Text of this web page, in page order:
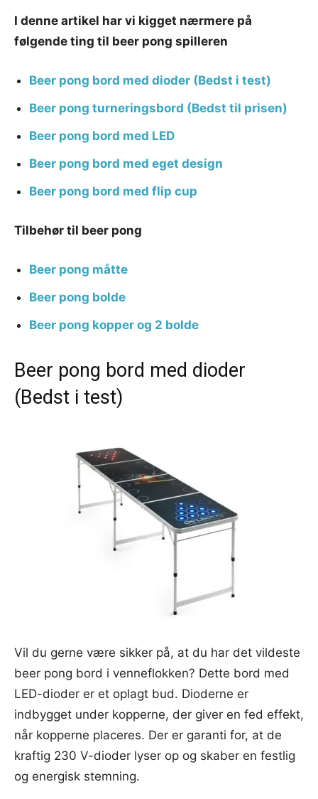
I denne artikel har vi kigget nærmere på
følgende ting til beer pong spilleren
Beer pong bord med dioder (Bedst i test)
Beer pong turneringsbord (Bedst til prisen)
Beer pong bord med LED
Beer pong bord med eget design
Beer pong bord med flip cup
Tilbehør til beer pong
Beer pong måtte
Beer pong bolde
Beer pong kopper og 2 bolde
Beer pong bord med dioder
(Bedst i test)
Vil du gerne være sikker på, at du har det vildeste
beer pong bord i venneflokken? Dette bord med
LED-dioder er et oplagt bud. Dioderne er
indbygget under kopperne, der giver en fed effekt,
når kopperne placeres. Der er garanti for, at de
kraftig 230 V-dioder lyser op og skaber en festlig
og energisk stemning.